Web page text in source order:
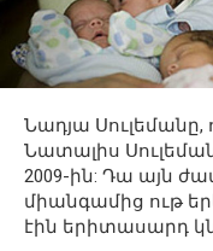
Նադյա Սուլեմանը,
Նատալիս
2009-ին: Դա այն
միանգամից ութ
էին երիտասարդ